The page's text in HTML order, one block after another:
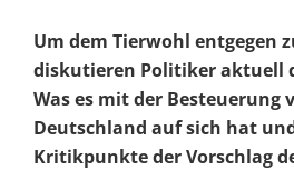
Um dem Tierwohl entgegen
diskutieren Politiker aktuell
Was es mit der Besteuerung
Deutschland auf sich hat
Kritikpunkte der Vorschlag